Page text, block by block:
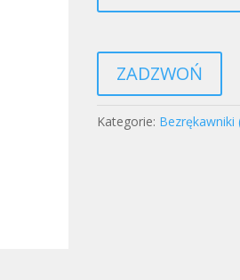
ZADZWOŃ
Kategorie: Bezrękawniki